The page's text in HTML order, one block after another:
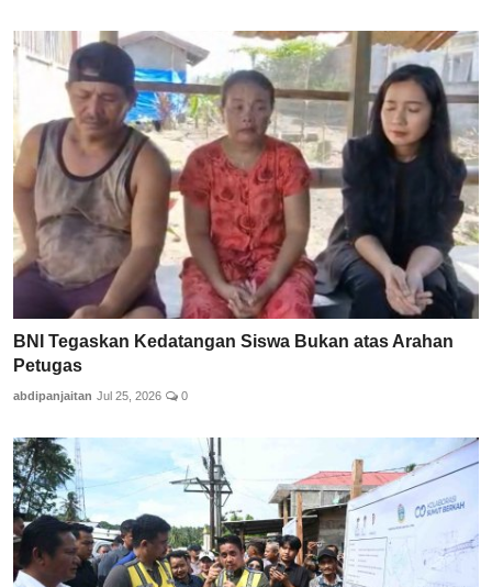
BNI Tegaskan Kedatangan Siswa Bukan atas Arahan
Petugas
abdipanjaitan Jul 25, 2026 0